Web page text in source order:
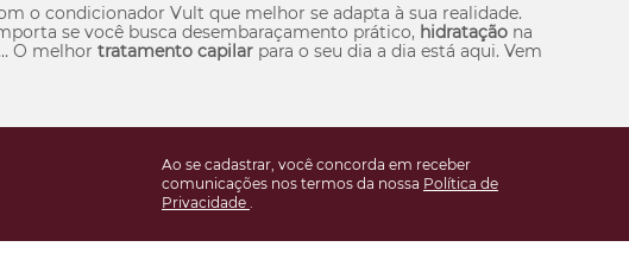
o condicionador Vult que melhor se adapta à sua realidade.
se você busca desembaraçamento prático, hidratação na
O melhortratamento capilar para o seu dia a dia está aqui. Vem
Ao se cadastrar, você concorda em receber
comunicações nos termos da nossa Política de
Privacidade .